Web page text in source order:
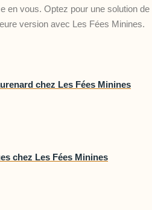
en vous. Optez pour une solution de
version avec Les Fées Minines.
chez Les Fées Minines
chez Les Fées Minines